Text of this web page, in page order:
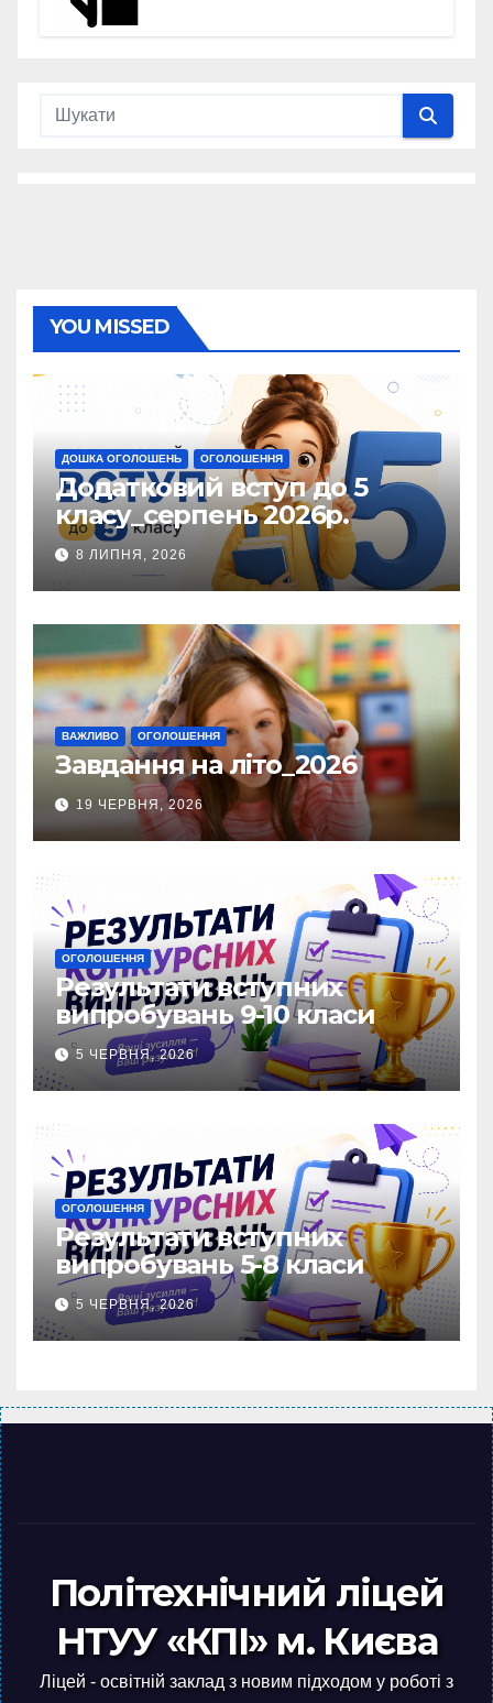
YOU MISSED
ДОШКА ОГОЛОШЕНЬ ОГОЛОШЕННЯ
Додатковий вступ до 5
класу_серпень 2026р.
8 ЛИПНЯ, 2026
ВАЖЛИВО ОГОЛОШЕННЯ
Завдання на літо_2026
19 ЧЕРВНЯ, 2026
ОГОЛОШЕННЯ
Результати вступних
випробувань 9-10 класи
5 ЧЕРВНЯ, 2026
ОГОЛОШЕННЯ
Результати вступних
випробувань 5-8 класи
5 ЧЕРВНЯ, 2026
Політехнічний ліцей
НТУУ «КПІ» м. Києва
Ліцей - освітній заклад з новим підходом у роботі з